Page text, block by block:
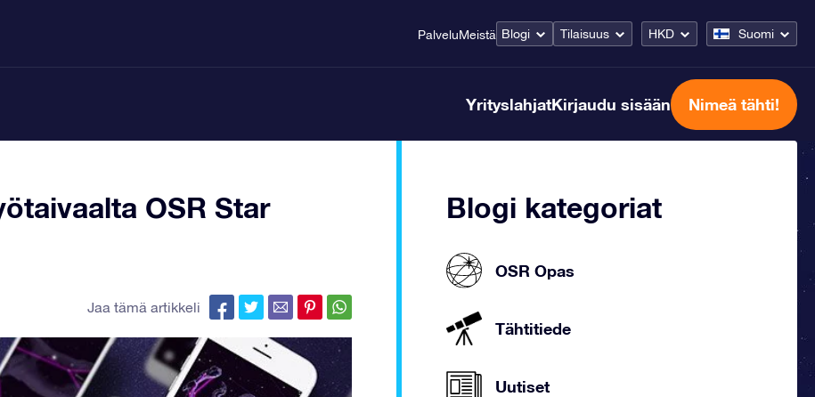
PalveluMeistä Blogi Tilaisuus HKD Suomi
YrityslahjatKirjaudu sisään Nimeä tähti!
OSR Star
Jaa tämä artikkeli
Blogi kategoriat
OSR Opas
Tähtitiede
Uutiset